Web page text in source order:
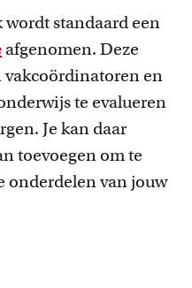
wordt standaard een
afgenomen. Deze
vakcoördinatoren en
te evalueren
Je kan daar
toevoegen om te
onderdelen van jouw